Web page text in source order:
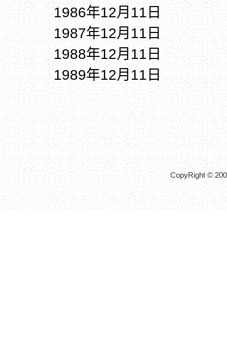
1986年12月11日
1987年12月11日
1988年12月11日
1989年12月11日
CopyRight ©